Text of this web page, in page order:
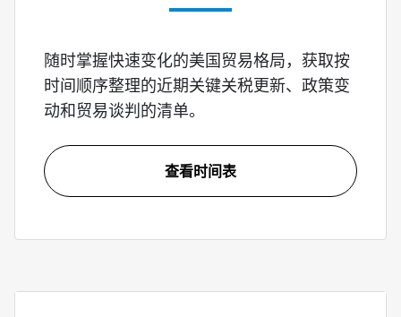
随时掌握快速变化的美国贸易格局，获取按
时间顺序整理的近期关键关税更新、政策变
动和贸易谈判的清单。
查看时间表